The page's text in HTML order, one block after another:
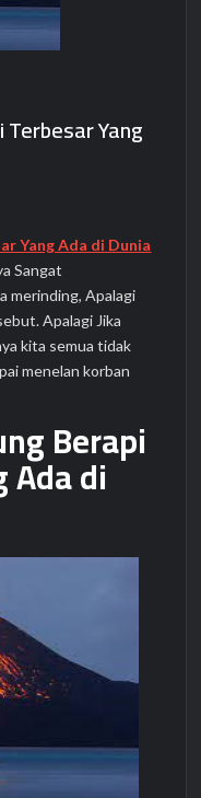
Yang
Yang Ada di Dunia
Sangat
merinding, Apalagi
Apalagi Jika
kita semua tidak
menelan korban
Berapi
Ada di